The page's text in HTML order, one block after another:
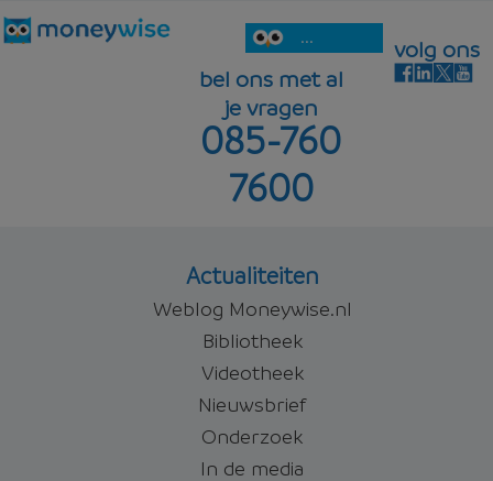
...
bel ons met al
je vragen
085-760
7600
volg ons
Actualiteiten
Weblog Moneywise.nl
Bibliotheek
Videotheek
Nieuwsbrief
Onderzoek
In de media